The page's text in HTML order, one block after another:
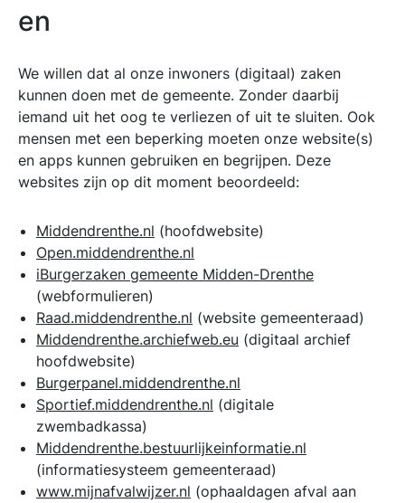
en
We willen dat al onze inwoners (digitaal) zaken
kunnen doen met de gemeente. Zonder daarbij
iemand uit het oog te verliezen of uit te sluiten. Ook
mensen met een beperking moeten onze website(s)
en apps kunnen gebruiken en begrijpen. Deze
websites zijn op dit moment beoordeeld:
Middendrenthe.nl (hoofdwebsite)
Open.middendrenthe.nl
iBurgerzaken gemeente Midden-Drenthe
(webformulieren)
Raad.middendrenthe.nl (website gemeenteraad)
Middendrenthe.archiefweb.eu (digitaal archief
hoofdwebsite)
Burgerpanel.middendrenthe.nl
Sportief.middendrenthe.nl (digitale
zwembadkassa)
Middendrenthe.bestuurlijkeinformatie.nl
(informatiesysteem gemeenteraad)
www.mijnafvalwijzer.nl (ophaaldagen afval aan